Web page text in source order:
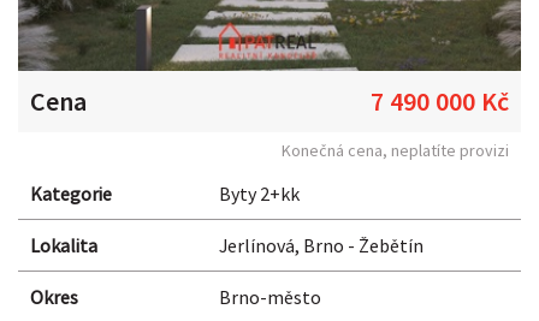
Cena 7 490 000 Kč
Konečná cena, neplatíte provizi
Kategorie Byty 2+kk
Lokalita Jerlínová, Brno - Žebětín
Okres Brno-město